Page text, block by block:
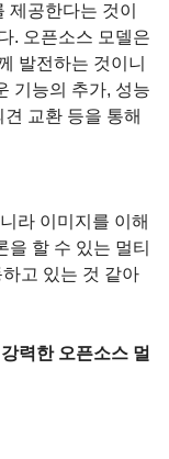
공한다는 것이
. 오픈소스 모델은
발전하는 것이니
기능의 추가, 성능
교환 등을 통해
라 이미지를 이해
할 수 있는 멀티
고 있는 것 같아
력한 오픈소스 멀